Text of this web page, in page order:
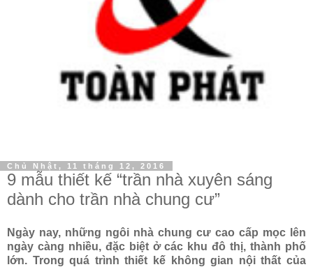
Chủ Nhật, 11 tháng 12, 2016
9 mẫu thiết kế “trần nhà xuyên sáng
dành cho trần nhà chung cư”
Ngày nay, những ngôi nhà chung cư cao cấp mọc lên
ngày càng nhiều, đặc biệt ở các khu đô thị, thành phố
lớn. Trong quá trình thiết kế không gian nội thất của